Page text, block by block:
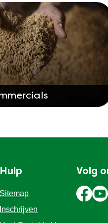
Hulp
Sitemap
Inschrijven
Volg